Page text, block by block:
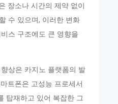
장소나 시간의 제약 없이
수 있으며, 이러한 변화
스 구조에도 큰 영향을
상은 카지노 플랫폼의 발
트폰은 고성능 프로세서
탑재하고 있어 복잡한 그